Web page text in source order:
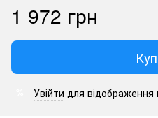
1 972 грн
Увійти для відображення